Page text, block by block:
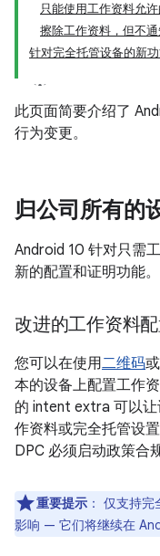
只能使用工作资料允
擦除工作资料，但不
针对完全托管设备的新
此页面简要介绍了
行为变更。
归公司所有的
Android 10 针对只需
新的配置和证明功能。
改进的工作资料
您可以在使用二维码或
本的设备上配置工作
的 intent extra 可以
作资料或完全托管设置
DPC 必须启动政策合
重要提示 ： 仅支持完
影响 — 它们将继续在